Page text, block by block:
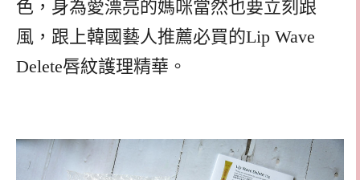
色，身為愛漂亮的媽咪當然也要立刻跟
風，跟上韓國藝人推薦必買的Lip Wave
Delete唇紋護理精華。